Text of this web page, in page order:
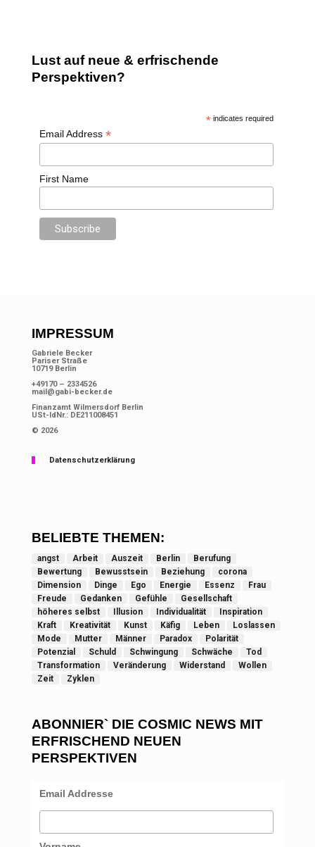
Lust auf neue & erfrischende
Perspektiven?
* indicates required
Email Address *
First Name
IMPRESSUM
Gabriele Becker
Pariser Straße
10719 Berlin
+49170 – 2334526
mail@gabi-becker.de
Finanzamt Wilmersdorf Berlin
USt-IdNr.: DE211008451
© 2026
Datenschutzerklärung
BELIEBTE THEMEN:
angst Arbeit Auszeit Berlin
Berufung
Bewertung
Bewusstsein Beziehung
corona
Dimension
Dinge Ego Energie Essenz
Frau
Freude
Gedanken Gefühle
Gesellschaft
höheres selbst
Illusion Individualität
Inspiration
Kraft
Kreativität Kunst Käfig Leben
Loslassen
Mode
Mutter Männer Paradox
Polarität
Potenzial
Schuld Schwingung Schwäche
Tod
Transformation
Veränderung Widerstand
Wollen
Zeit
Zyklen
ABONNIER` DIE COSMIC NEWS MIT
ERFRISCHEND NEUEN
PERSPEKTIVEN
Email Addresse